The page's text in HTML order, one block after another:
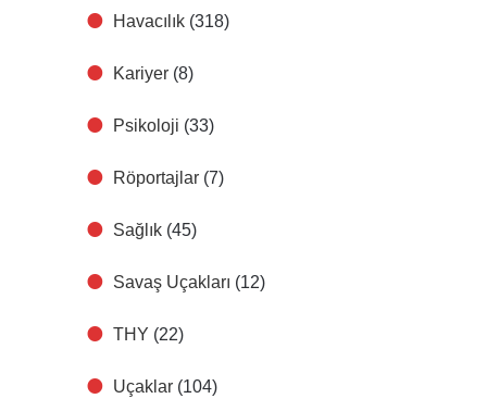
Havacılık (318)
Kariyer (8)
Psikoloji (33)
Röportajlar (7)
Sağlık (45)
Savaş Uçakları (12)
THY (22)
Uçaklar (104)